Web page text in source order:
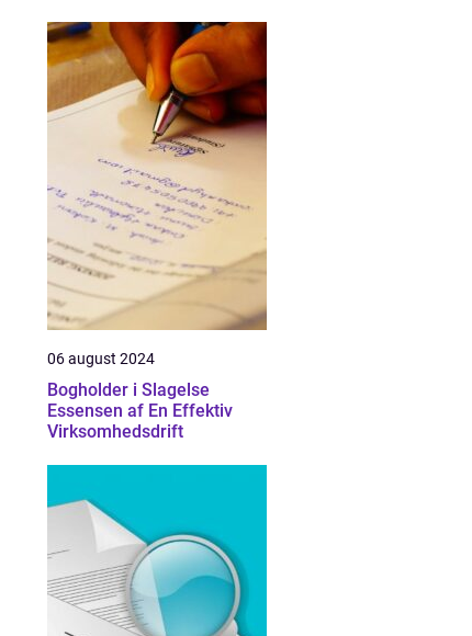
06 august 2024
Bogholder i Slagelse
Essensen af En Effektiv
Virksomhedsdrift